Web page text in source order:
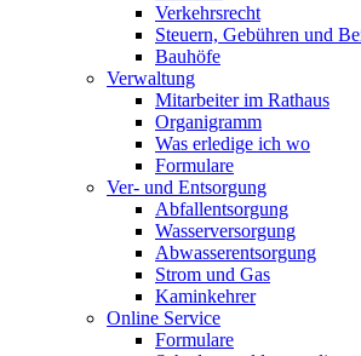
Verkehrsrecht
Steuern, Gebühren und
Bauhöfe
Verwaltung
Mitarbeiter im Rathaus
Organigramm
Was erledige ich wo
Formulare
Ver- und Entsorgung
Abfallentsorgung
Wasserversorgung
Abwasserentsorgung
Strom und Gas
Kaminkehrer
Online Service
Formulare